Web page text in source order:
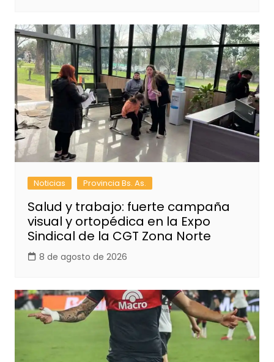
Noticias Provincia Bs. As.
Salud y trabajo: fuerte campaña
visual y ortopédica en la Expo
Sindical de la CGT Zona Norte
8 de agosto de 2026